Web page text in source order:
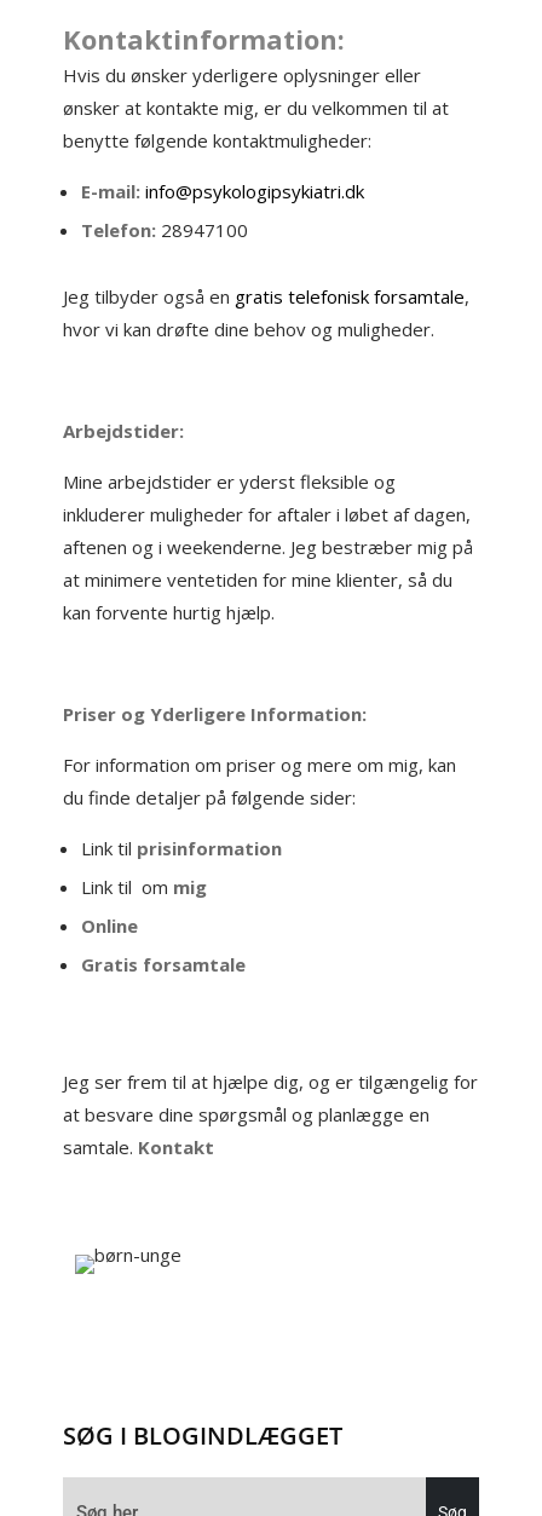
Kontaktinformation:
Hvis du ønsker yderligere oplysninger eller
ønsker at kontakte mig, er du velkommen til at
benytte følgende kontaktmuligheder:
E-mail: info@psykologipsykiatri.dk
Telefon: 28947100
Jeg tilbyder også en gratis telefonisk forsamtale,
hvor vi kan drøfte dine behov og muligheder.
Arbejdstider:
Mine arbejdstider er yderst fleksible og
inkluderer muligheder for aftaler i løbet af dagen,
aftenen og i weekenderne. Jeg bestræber mig på
at minimere ventetiden for mine klienter, så du
kan forvente hurtig hjælp.
Priser og Yderligere Information:
For information om priser og mere om mig, kan
du finde detaljer på følgende sider:
Link til prisinformation
Link til om mig
Online
Gratis forsamtale
Jeg ser frem til at hjælpe dig, og er tilgængelig for
at besvare dine spørgsmål og planlægge en
samtale. Kontakt
SØG I BLOGINDLÆGGET